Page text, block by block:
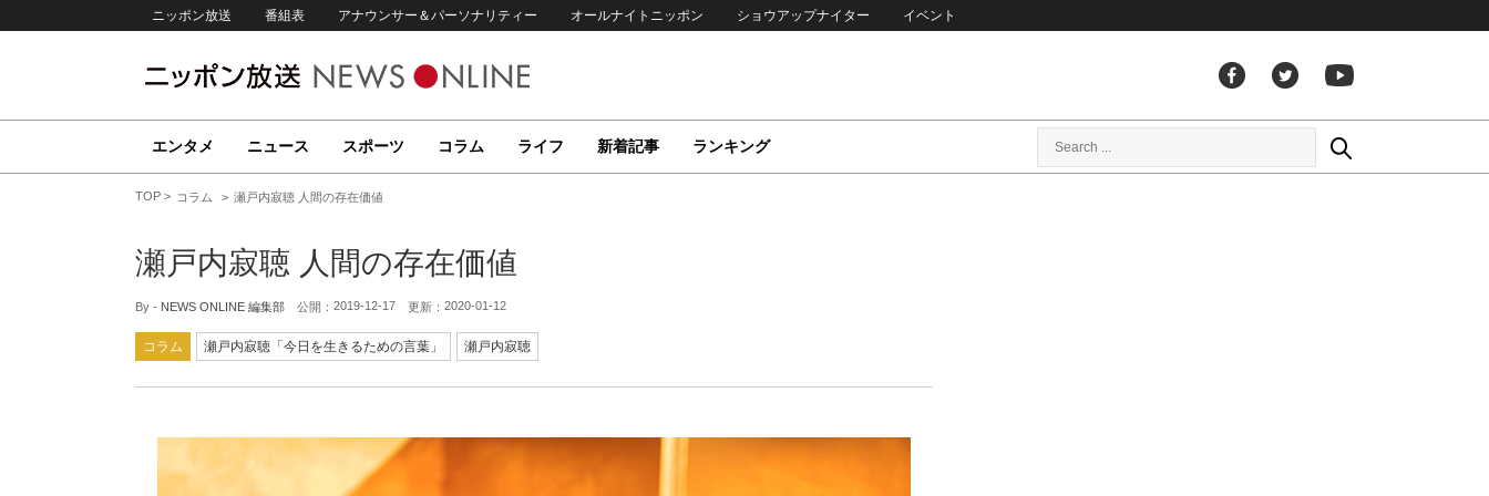
ニッポン放送 番組表 アナウンサー＆パーソナリティー オールナイトニッポン ショウアップナイター イベント
エンタメ ニュース スポーツ コラム ライフ 新着記事 ランキング
TOP コラム 瀬戸内寂聴 人間の存在価値
瀬戸内寂聴 人間の存在価値
By - NEWS ONLINE 編集部 公開： 2019-12-17 更新： 2020-01-12
コラム 瀬戸内寂聴「今日を生きるための言葉」 瀬戸内寂聴